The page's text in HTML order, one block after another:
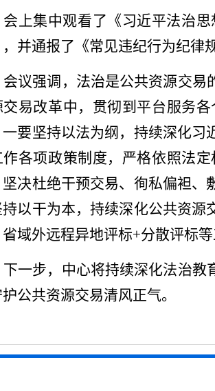
会上集中观看了《习近平法治
并通报了《常见违纪行为纪律
会议强调，法治是公共资源交易
交易改革中，贯彻到平台服务
一要坚持以法为纲，持续深化习
作各项政策制度，严格依照法
坚决杜绝干预交易、徇私偏袒、
持以干为本，持续深化公共资
域外远程异地评标+分散评标
下一步，中心将持续深化法治教
公共资源交易清风正气。